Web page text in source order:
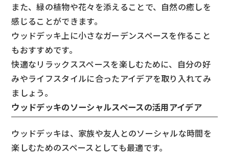
また、緑の植物や花々を添えることで、自然の癒しを
感じることができます。
ウッドデッキ上に小さなガーデンスペースを作ること
もおすすめです。
快適なリラックススペースを楽しむために、自分の好
みやライフスタイルに合ったアイデアを取り入れてみ
ましょう。
ウッドデッキのソーシャルスペースの活用アイデア
ウッドデッキは、家族や友人とのソーシャルな時間を
楽しむためのスペースとしても最適です。